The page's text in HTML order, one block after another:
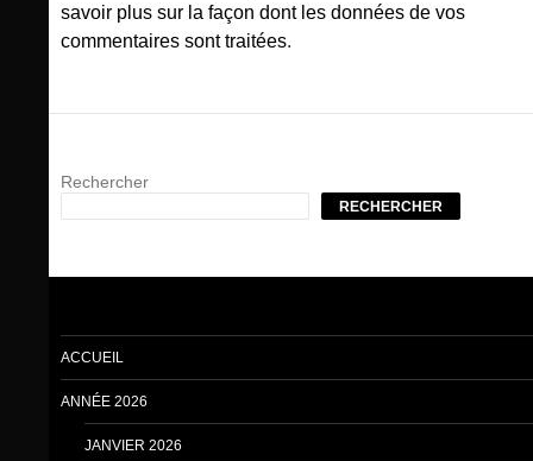
savoir plus sur la façon dont les données de vos
commentaires sont traitées.
Rechercher
RECHERCHER
ACCUEIL
ANNÉE 2026
JANVIER 2026